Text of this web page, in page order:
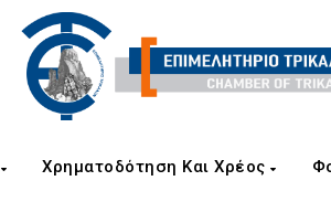
Χρηματοδότηση Και Χρέος